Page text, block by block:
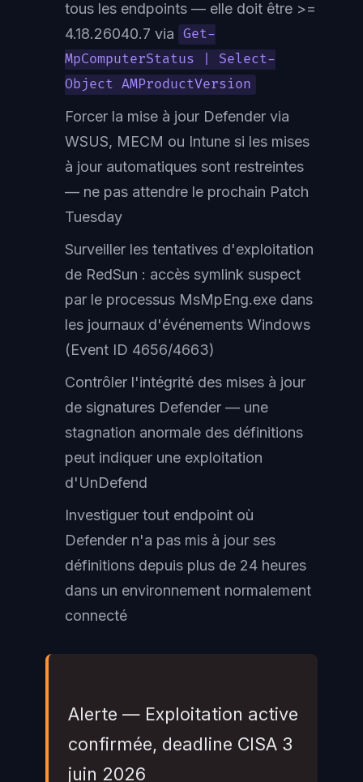
tous les endpoints — elle doit être >=
4.18.26040.7 via
Get-
MpComputerStatus | Select-
Object AMProductVersion
Forcer la mise à jour Defender via
WSUS, MECM ou Intune si les mises
à jour automatiques sont restreintes
— ne pas attendre le prochain Patch
Tuesday
Surveiller les tentatives d'exploitation
de RedSun : accès symlink suspect
par le processus MsMpEng.exe dans
les journaux d'événements Windows
(Event ID 4656/4663)
Contrôler l'intégrité des mises à jour
de signatures Defender — une
stagnation anormale des définitions
peut indiquer une exploitation
d'UnDefend
Investiguer tout endpoint où
Defender n'a pas mis à jour ses
définitions depuis plus de 24 heures
dans un environnement normalement
connecté
Alerte — Exploitation active
confirmée, deadline CISA 3
juin 2026